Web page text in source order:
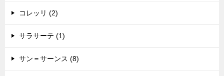
コレッリ (2)
サラサーテ (1)
サン＝サーンス (8)